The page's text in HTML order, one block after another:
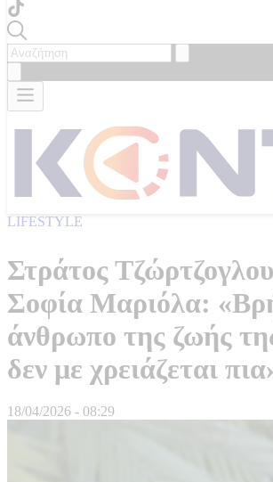
LIFESTYLE
Στράτος
Σοφία Μαριόλα:
άνθρωπο της ζωής
δεν με χρειάζεται
18/04/2026 - 08:29